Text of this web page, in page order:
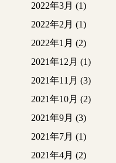
2022年3月 (1)
2022年2月 (1)
2022年1月 (2)
2021年12月 (1)
2021年11月 (3)
2021年10月 (2)
2021年9月 (3)
2021年7月 (1)
2021年4月 (2)